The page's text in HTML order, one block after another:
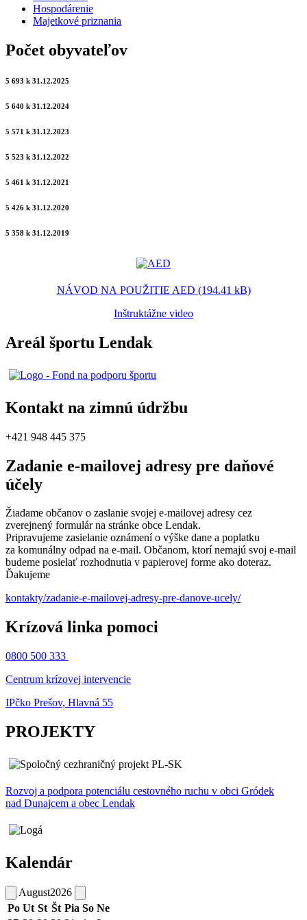
Hospodárenie
Majetkové priznania
Počet obyvateľov
5 693 k 31.12.2025
5 640 k 31.12.2024
5 571 k 31.12.2023
5 523 k 31.12.2022
5 461 k 31.12.2021
5 426 k 31.12.2020
5 358 k 31.12.2019
NÁVOD NA POUŽITIE AED (194.41 kB)
Inštruktážne video
Areál športu Lendak
Kontakt na zimnú údržbu
+421 948 445 375
Zadanie e-mailovej adresy pre daňové
účely
Žiadame občanov o zaslanie svojej e-mailovej adresy cez
zverejnený formulár na stránke obce Lendak.
Pripravujeme zasielanie oznámení o výške dane a poplatku
za komunálny odpad na e-mail. Občanom, ktorí nemajú svoj e-mail
budeme posielať rozhodnutia v papierovej forme ako doteraz.
Ďakujeme
kontakty/zadanie-e-mailovej-adresy-pre-danove-ucely/
Krízová linka pomoci
0800 500 333
Centrum krízovej intervencie
IPčko Prešov, Hlavná 55
PROJEKTY
Rozvoj a podpora potenciálu cestovného ruchu v obci Gródek
nad Dunajcem a obec Lendak
Kalendár
August2026
Po Ut St Št Pia So Ne